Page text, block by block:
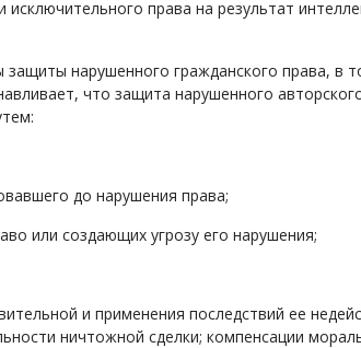
права на результат
нарушенного гражданского права, в
что защита нарушенного
до нарушения права;
или создающих угрозу его нарушения;
и применения последствий ее
ничтожной сделки; компенсации